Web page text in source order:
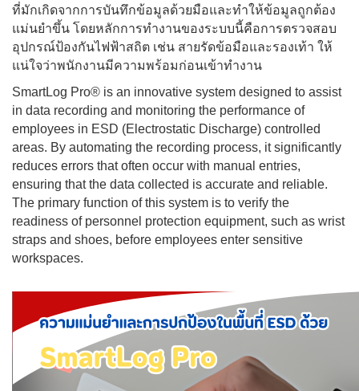
ที่มักเกิดจากการบันทึกข้อมูลด้วยมือและทำให้ข้อมูลถูกต้อง
แม่นยำขึ้น โดยหลักการทำงานของระบบนี้คือการตรวจสอบ
อุปกรณ์ป้องกันไฟฟ้าสถิต เช่น สายรัดข้อมือและรองเท้า ให้
แน่ใจว่าพนักงานมีความพร้อมก่อนเข้าทำงาน
SmartLog Pro® is an innovative system designed to assist
in data recording and monitoring the performance of
employees in ESD (Electrostatic Discharge) controlled
areas. By automating the recording process, it significantly
reduces errors that often occur with manual entries,
ensuring that the data collected is accurate and reliable.
The primary function of this system is to verify the
readiness of personnel protection equipment, such as wrist
straps and shoes, before employees enter sensitive
workspaces.